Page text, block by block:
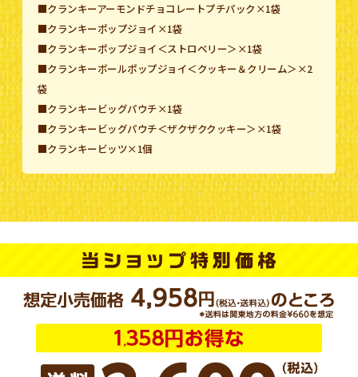
■クランキーアーモンドチョコレートプチパック×1袋
■クランキーポップジョイ×1袋
■クランキーポップジョイ＜ストロベリー＞×1袋
■クランキーボールポップジョイ＜クッキー＆クリーム＞×2
袋
■クランキービッグパウチ×1袋
■クランキービッグパウチ＜ザクザククッキー＞×1袋
■クランキービッツ×1個